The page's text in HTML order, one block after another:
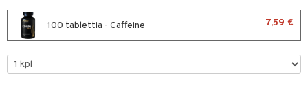
100 tablettia - Caffeine 7,59 €